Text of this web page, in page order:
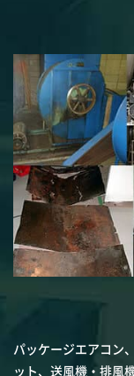
パッケージエアコン
ット、送風機・排風